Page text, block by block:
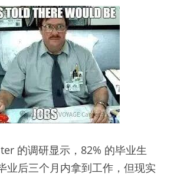
的调研显示，82% 的毕业生
业后三个月内拿到工作，但现实